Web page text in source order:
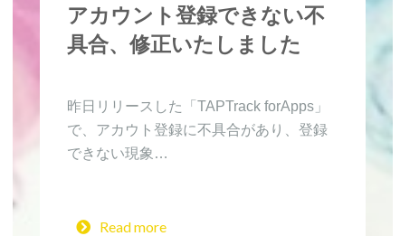
アカウント登録できない不
具合、修正いたしました
昨日リリースした「TAPTrack forApps」
で、アカウト登録に不具合があり、登録
できない現象…
Read more